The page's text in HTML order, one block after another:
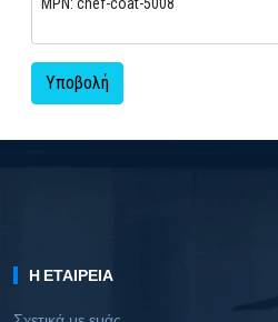
Υποβολή
Η ΕΤΑΙΡΕΊΑ